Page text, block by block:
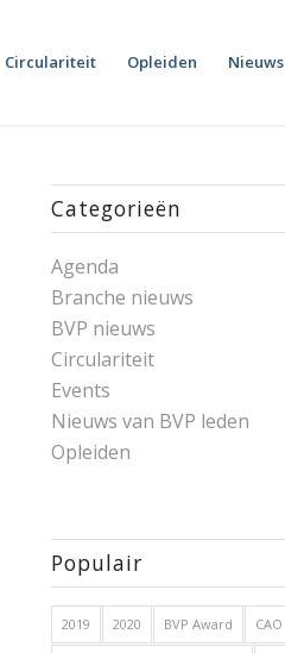
Circulariteit Opleiden Nieuws
Categorieën
Agenda
Branche nieuws
BVP nieuws
Circulariteit
Events
Nieuws van BVP leden
Opleiden
Populair
2019 2020 BVP Award CAO